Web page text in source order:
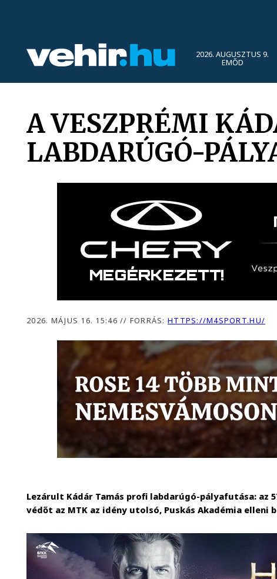
2026. AUGUSZTUS 9.
EMŐD
A VESZPRÉMI
LABDARÚGÓ-
2026. MÁJUS 16. 15:46// FORRÁS:HTTPS://M4SPORT.HU/
Lezárult Kádár Tamás profi labdarúgó-pályafutása: az
védőt az MTK az idény utolsó, Puskás Akadémia elleni